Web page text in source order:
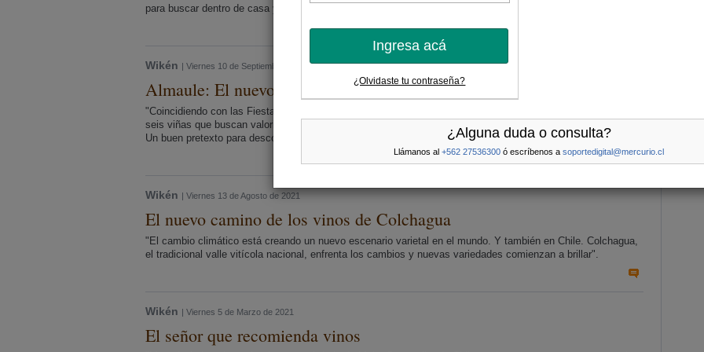
Ingresa acá
¿Olvidaste tu contraseña?
¿Alguna duda o consulta?
Llámanos al +562 27536300 ó escríbenos a soportedigital@mercurio.cl
para buscar dentro de casa y encontrar todo lo que se necesite”.
Wikén | Viernes 10 de Septiembre de 2021
Almaule: El nuevo impulso a la cepa país
"Coincidiendo con las Fiestas Patrias, una muy buena noticia: la creación de Almaule, por ahora un grupo de
seis viñas que buscan valorizar aún más esta variedad, quizás la más chilena de las cepas en el mercado.
Un buen pretexto para descorchar algún país con el asado o la empanada".
Wikén | Viernes 13 de Agosto de 2021
El nuevo camino de los vinos de Colchagua
"El cambio climático está creando un nuevo escenario varietal en el mundo. Y también en Chile. Colchagua,
el tradicional valle vitícola nacional, enfrenta los cambios y nuevas variedades comienzan a brillar".
Wikén | Viernes 5 de Marzo de 2021
El señor que recomienda vinos